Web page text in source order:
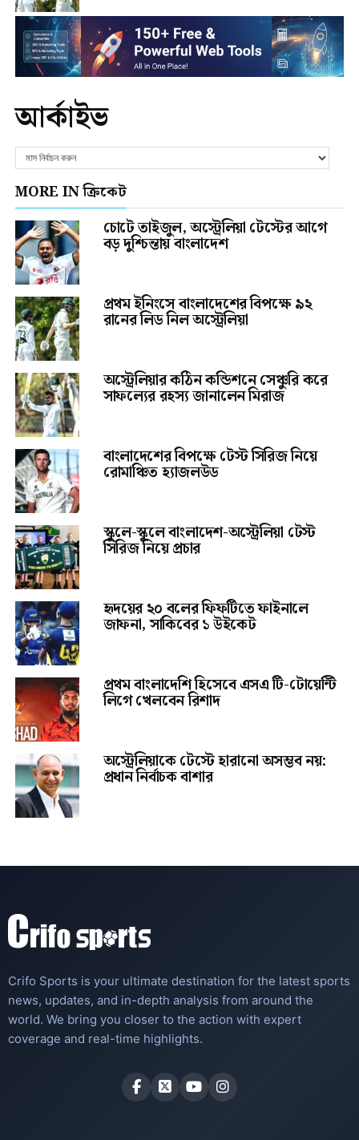
আর্কাইভ
MORE IN ক্রিকেট
চোটে তাইজুল, অস্ট্রেলিয়া টেস্টের আগে
বড় দুশ্চিন্তায় বাংলাদেশ
প্রথম ইনিংসে বাংলাদেশের বিপক্ষে ৯২
রানের লিড নিল অস্ট্রেলিয়া
অস্ট্রেলিয়ার কঠিন কন্ডিশনে সেঞ্চুরি করে
সাফল্যের রহস্য জানালেন মিরাজ
বাংলাদেশের বিপক্ষে টেস্ট সিরিজ নিয়ে
রোমাঞ্চিত হ্যাজলউড
স্কুলে-স্কুলে বাংলাদেশ-অস্ট্রেলিয়া টেস্ট
সিরিজ নিয়ে প্রচার
হৃদয়ের ২০ বলের ফিফটিতে ফাইনালে
জাফনা, সাকিবের ১ উইকেট
প্রথম বাংলাদেশি হিসেবে এসএ টি-টোয়েন্টি
লিগে খেলবেন রিশাদ
অস্ট্রেলিয়াকে টেস্টে হারানো অসম্ভব নয়:
প্রধান নির্বাচক বাশার
Crifo Sports is your ultimate destination for the latest sports
news, updates, and in-depth analysis from around the
world. We bring you closer to the action with expert
coverage and real-time highlights.